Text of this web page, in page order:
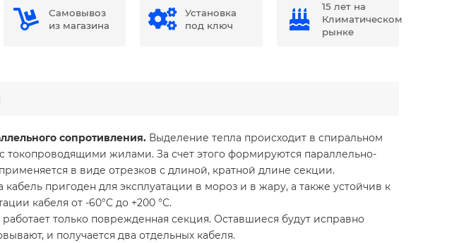
Самовывоз
из магазина
Установка
под ключ
15 лет на
Климатическом
рынке
сопротивления. Выделение тепла происходит в спиральном
токопроводящими жилами. За счет этого формируются параллельно-
в виде отрезков с длиной, кратной длине секции.
пригоден для эксплуатации в мороз и в жару, а также устойчив к
кабеля от -60°C до +200 °C.
только поврежденная секция. Оставшиеся будут исправно
и получается два отдельных кабеля.